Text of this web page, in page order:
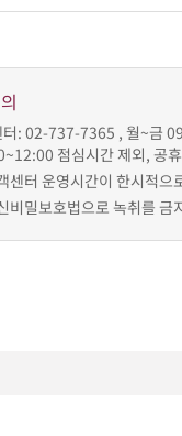
터: 02-737-7365 , 월~금
점심시간 제외, 공
센터 운영시간이 한시적으
비밀보호법으로 녹취를 금